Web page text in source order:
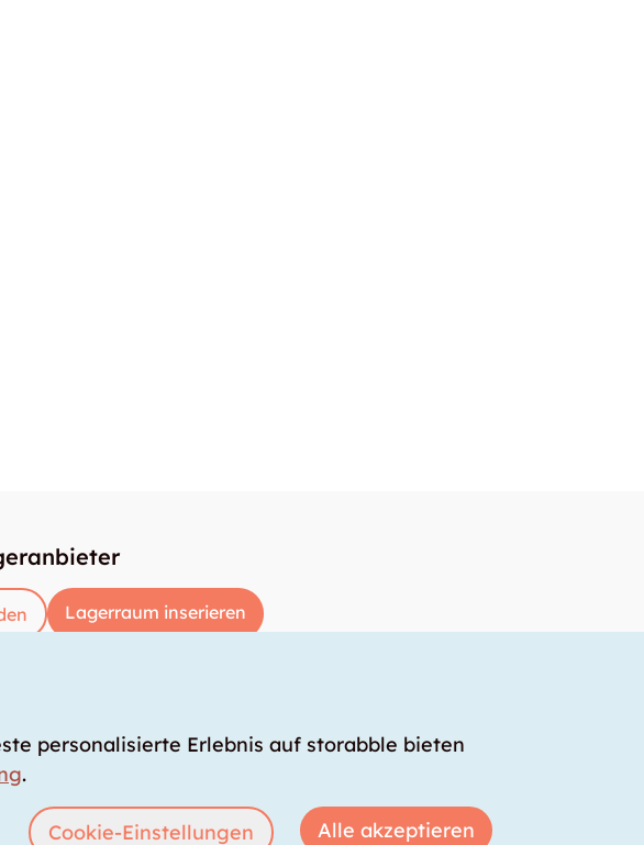
Lagerraum inserieren
personalisierte Erlebnis auf storabble bieten
.
Cookie-Einstellungen Alle akzeptieren